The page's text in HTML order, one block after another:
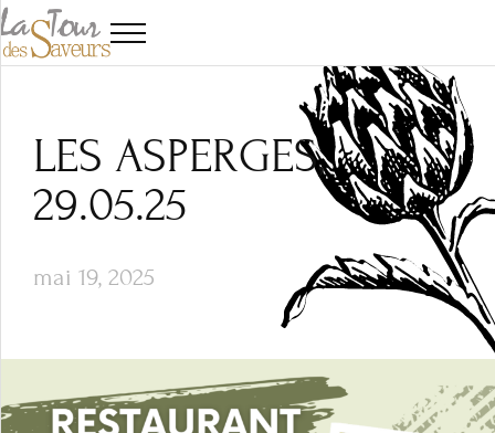
LES ASPERGES,
29.05.25
mai 19, 2025